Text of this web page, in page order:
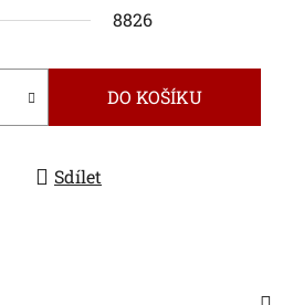
8826
DO KOŠÍKU
Sdílet